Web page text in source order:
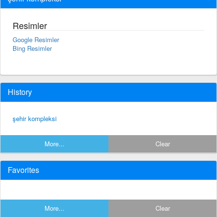
Resimler
Google Resimler
Bing Resimler
History
şehir kompleksi
More... Clear
Favorites
More... Clear